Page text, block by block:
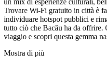
un mix di esperienze culturali,
Trovare Wi-Fi gratuito in città è
individuare hotspot pubblici e
tutto ciò che Bacău ha da
viaggio e scopri questa gemma
Mostra di più